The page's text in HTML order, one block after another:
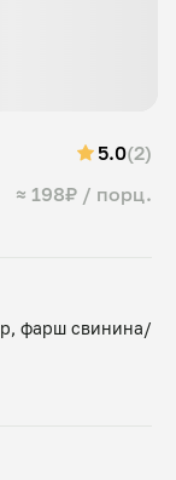
≈ 198₽ / порц.
5.0(2)
фарш свинина/